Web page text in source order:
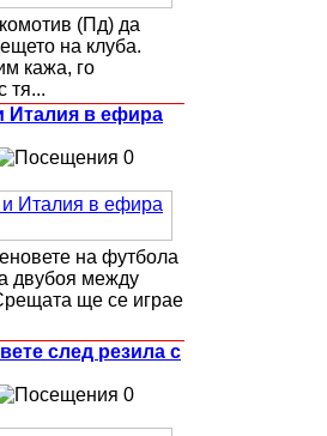
(Пд) да
на клуба.
кажа, го
тя...
Италия в ефира
0
на футбола
двубоя между
ще се играе
след резила с
0